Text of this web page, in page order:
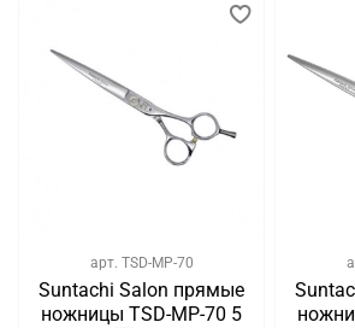
арт. TSD-MP-70
Suntachi Salon прямые
ножницы TSD-MP-70 5